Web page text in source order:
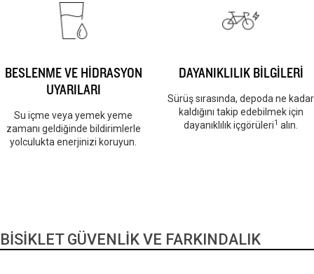
BESLENME VE HİDRASYON
UYARILARI
Su içme veya yemek yeme
zamanı geldiğinde bildirimlerle
yolculukta enerjinizi koruyun.
DAYANIKLILIK BİLGİLERİ
Sürüş sırasında, depoda ne kadar
kaldığını takip edebilmek için
dayanıklılık içgörüleri1 alın.
BİSİKLET GÜVENLİK VE FARKINDALIK